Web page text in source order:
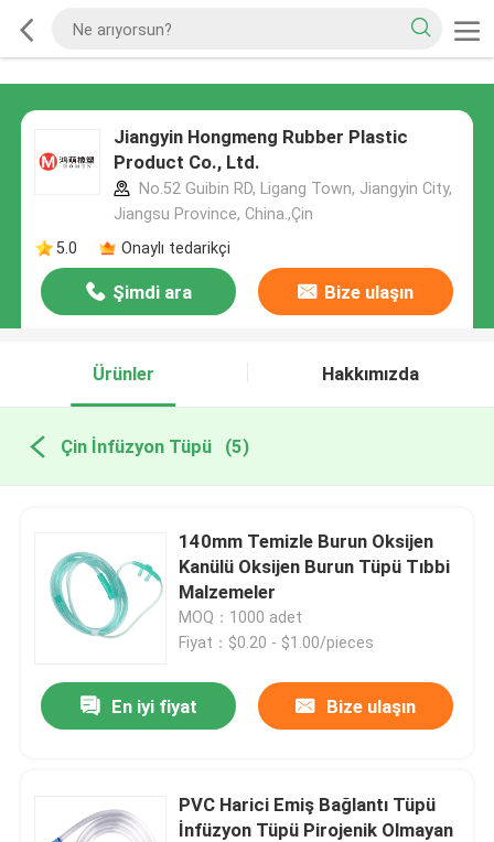
Jiangyin Hongmeng Rubber Plastic
Product Co., Ltd.
No.52 Guibin RD, Ligang Town, Jiangyin City,
Jiangsu Province, China.,Çin
5.0
Onaylı tedarikçi
Şimdi ara Bize ulaşın
Ürünler Hakkımızda
Çin İnfüzyon Tüpü (5)
140mm Temizle Burun Oksijen
Kanülü Oksijen Burun Tüpü Tıbbi
Malzemeler
MOQ：1000 adet
Fiyat：$0.20 - $1.00/pieces
En iyi fiyat Bize ulaşın
PVC Harici Emiş Bağlantı Tüpü
İnfüzyon Tüpü Pirojenik Olmayan